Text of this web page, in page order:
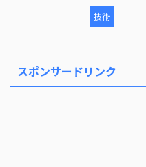
技術
スポンサードリンク